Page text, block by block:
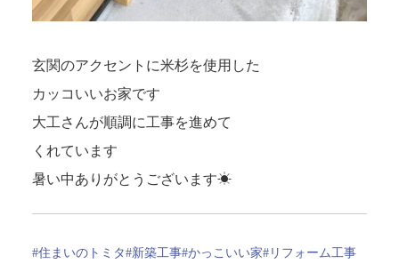
玄関のアクセントに米杉を使用した
カッコいいお家です
大工さんが順調に工事を進めて
くれています
暑い中ありがとうございます☀
#住まいのトミタ#新築工事#かっこいい家#リフォーム工事